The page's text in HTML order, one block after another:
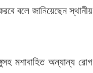
বলে জানিয়েছেন স্থানীয়
মশাবাহিত অন্যান্য রোগ